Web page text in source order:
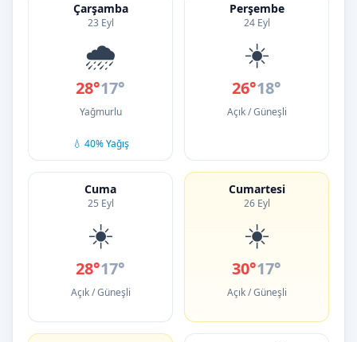
Çarşamba
23 Eyl
🌧️
28°17°
Yağmurlu
💧 40% Yağış
Perşembe
24 Eyl
☀️
26°18°
Açık / Güneşli
Cuma
25 Eyl
☀️
28°17°
Açık / Güneşli
Cumartesi
26 Eyl
☀️
30°17°
Açık / Güneşli